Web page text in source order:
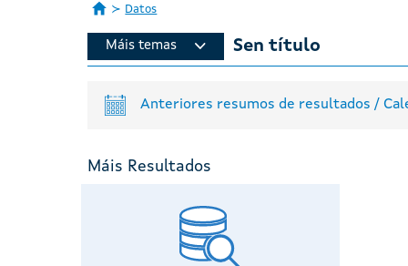
Datos
Máis temas Sen título
Anteriores resumos de resultados /
Máis Resultados